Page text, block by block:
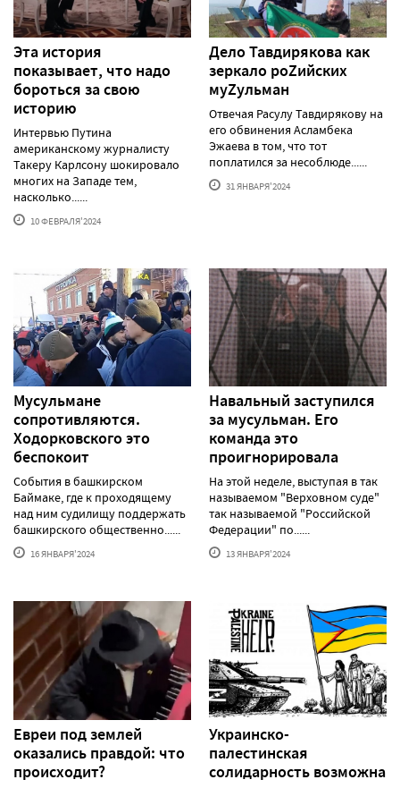
Эта история
показывает, что надо
бороться за свою
историю
Интервью Путина
американскому журналисту
Такеру Карлсону шокировало
многих на Западе тем,
насколько......
10 ФЕВРАЛЯ'2024
Дело Тавдирякова как
зеркало роZийских
муZульман
Отвечая Расулу Тавдирякову на
его обвинения Асламбека
Эжаева в том, что тот
поплатился за несоблюде......
31 ЯНВАРЯ'2024
Мусульмане
сопротивляются.
Ходорковского это
беспокоит
События в башкирском
Баймаке, где к проходящему
над ним судилищу поддержать
башкирского общественно......
16 ЯНВАРЯ'2024
Навальный заступился
за мусульман. Его
команда это
проигнорировала
На этой неделе, выступая в так
называемом "Верховном суде"
так называемой "Российской
Федерации" по......
13 ЯНВАРЯ'2024
Евреи под землей
оказались правдой: что
происходит?
Украинско-
палестинская
солидарность возможна